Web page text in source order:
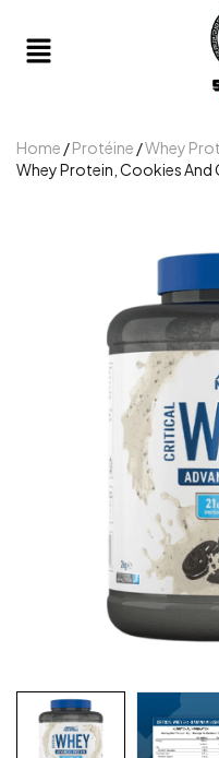
Home /Protéine /Whey
Whey Protein, Cookies And